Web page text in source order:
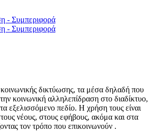
- Συμπεριφορά
- Συμπεριφορά
δικτύωσης, τα μέσα δηλαδή που
κοινωνική αλληλεπίδραση στο διαδίκτυο,
εξελισσόμενο πεδίο. Η χρήση τους είναι
νέους, στους εφήβους, ακόμα και στα
τον τρόπο που επικοινωνούν .